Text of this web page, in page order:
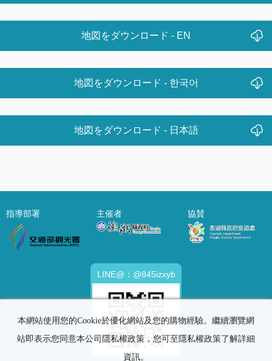
地図をダウンロード - EN
地図をダウンロード - 한국어
地図をダウンロード - 日本語
指導部署 主催者 協賛
LINE@：@845izxyb
本網站使用您的Cookie於優化網站及您的購物經驗。繼續瀏覽網
站即表示您同意本公司隱私權政策，您可至隱私權政策了解詳細
資訊。